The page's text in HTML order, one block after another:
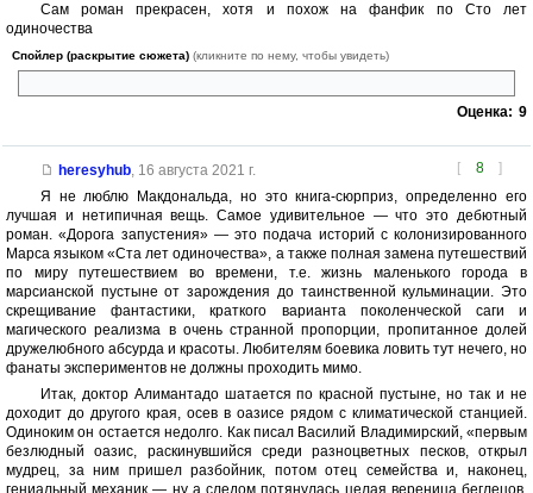
Сам роман прекрасен, хотя и похож на фанфик по Сто лет
одиночества
Спойлер (раскрытие сюжета) (кликните по нему, чтобы увидеть)
Оценка: 9
[ 8 ]
heresyhub, 16 августа 2021 г.
Я не люблю Макдональда, но это книга-сюрприз, определенно его
лучшая и нетипичная вещь. Самое удивительное — что это дебютный
роман. «Дорога запустения» — это подача историй с колонизированного
Марса языком «Ста лет одиночества», а также полная замена путешествий
по миру путешествием во времени, т.е. жизнь маленького города в
марсианской пустыне от зарождения до таинственной кульминации. Это
скрещивание фантастики, краткого варианта поколенческой саги и
магического реализма в очень странной пропорции, пропитанное долей
дружелюбного абсурда и красоты. Любителям боевика ловить тут нечего, но
фанаты экспериментов не должны проходить мимо.
Итак, доктор Алимантадо шатается по красной пустыне, но так и не
доходит до другого края, осев в оазисе рядом с климатической станцией.
Одиноким он остается недолго. Как писал Василий Владимирский, «первым
безлюдный оазис, раскинувшийся среди разноцветных песков, открыл
мудрец, за ним пришел разбойник, потом отец семейства и, наконец,
гениальный механик — ну а следом потянулась целая вереница беглецов,